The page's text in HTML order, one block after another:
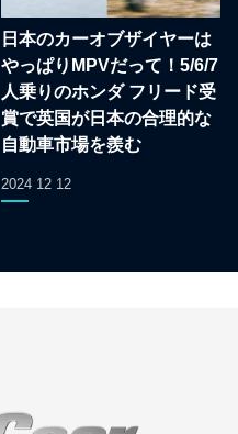
日本のカーオブザイヤーは
やっぱりMPVだって！5/6/7
人乗りのホンダ フリード受
賞で英国が日本の合理的な
自動車市場を羨む
2024 12 12